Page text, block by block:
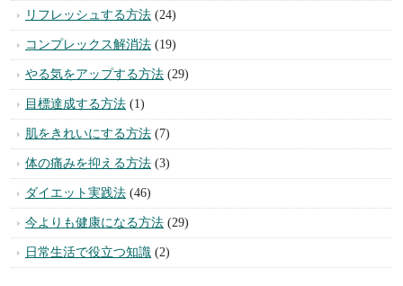
リフレッシュする方法 (24)
コンプレックス解消法 (19)
やる気をアップする方法 (29)
目標達成する方法 (1)
肌をきれいにする方法 (7)
体の痛みを抑える方法 (3)
ダイエット実践法 (46)
今よりも健康になる方法 (29)
日常生活で役立つ知識 (2)